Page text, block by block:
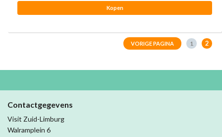
Kopen
VORIGE PAGINA 1 2
Contactgegevens
Visit Zuid-Limburg
Walramplein 6